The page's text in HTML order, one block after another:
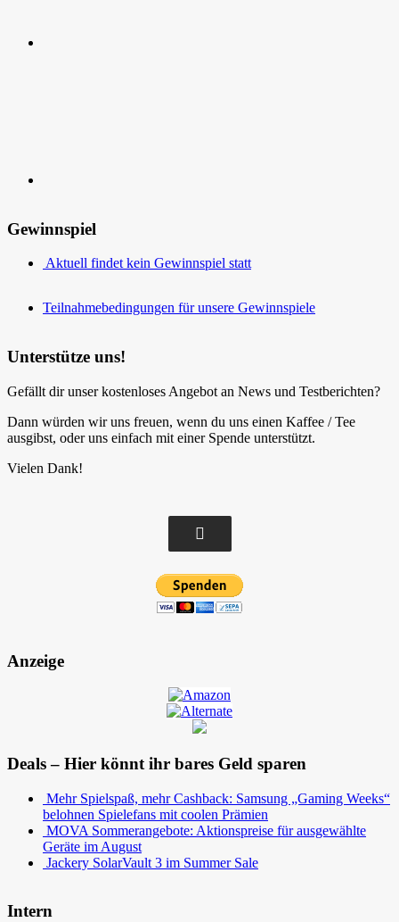
Gewinnspiel
Aktuell findet kein Gewinnspiel statt
Teilnahmebedingungen für unsere Gewinnspiele
Unterstütze uns!
Gefällt dir unser kostenloses Angebot an News und Testberichten?
Dann würden wir uns freuen, wenn du uns einen Kaffee / Tee
ausgibst, oder uns einfach mit einer Spende unterstützt.
Vielen Dank!
Anzeige
Deals – Hier könnt ihr bares Geld sparen
Mehr Spielspaß, mehr Cashback: Samsung „Gaming Weeks“
belohnen Spielefans mit coolen Prämien
MOVA Sommerangebote: Aktionspreise für ausgewählte
Geräte im August
Jackery SolarVault 3 im Summer Sale
Intern